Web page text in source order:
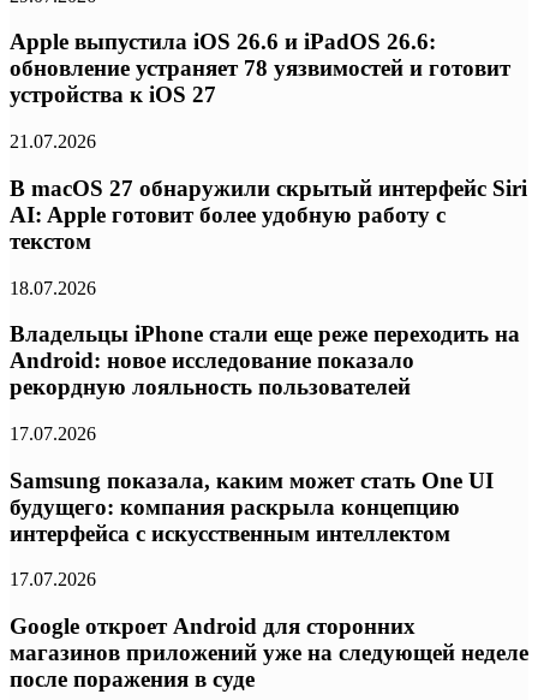
Apple выпустила iOS 26.6 и iPadOS 26.6:
обновление устраняет 78 уязвимостей и готовит
устройства к iOS 27
21.07.2026
В macOS 27 обнаружили скрытый интерфейс Siri
AI: Apple готовит более удобную работу с
текстом
18.07.2026
Владельцы iPhone стали еще реже переходить на
Android: новое исследование показало
рекордную лояльность пользователей
17.07.2026
Samsung показала, каким может стать One UI
будущего: компания раскрыла концепцию
интерфейса с искусственным интеллектом
17.07.2026
Google откроет Android для сторонних
магазинов приложений уже на следующей неделе
после поражения в суде